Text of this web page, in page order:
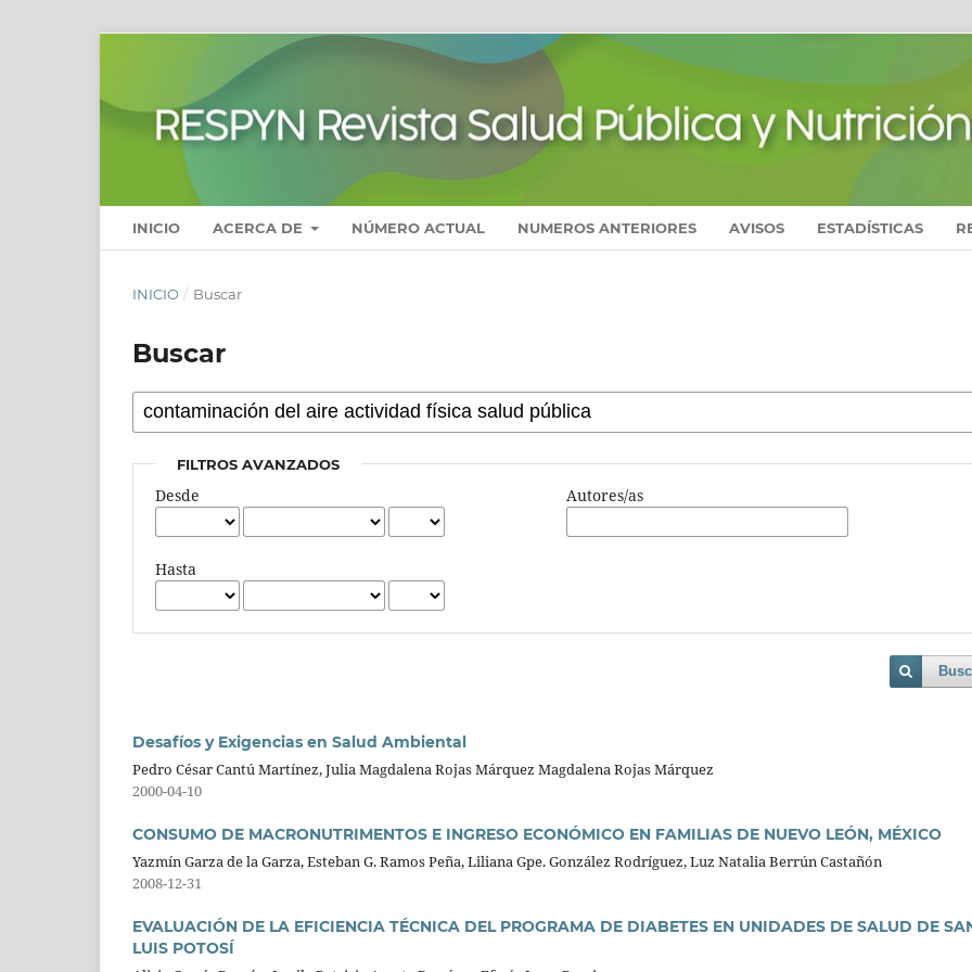
INICIO ACERCA DE NÚMERO ACTUAL NUMEROS ANTERIORES AVISOS ESTADÍSTICAS
INICIO / Buscar
Buscar
FILTROS AVANZADOS
Desde
Hasta
Autores/as
Desafíos y Exigencias en Salud Ambiental
Pedro César Cantú Martínez, Julia Magdalena Rojas Márquez Magdalena Rojas Márquez
2000-04-10
CONSUMO DE MACRONUTRIMENTOS E INGRESO ECONÓMICO EN FAMILIAS DE NUEVO LEÓN, MÉXICO
Yazmín Garza de la Garza, Esteban G. Ramos Peña, Liliana Gpe. González Rodríguez, Luz Natalia Berrún Castañón
2008-12-31
EVALUACIÓN DE LA EFICIENCIA TÉCNICA DEL PROGRAMA DE DIABETES EN UNIDADES DE SALUD DE
LUIS POTOSÍ